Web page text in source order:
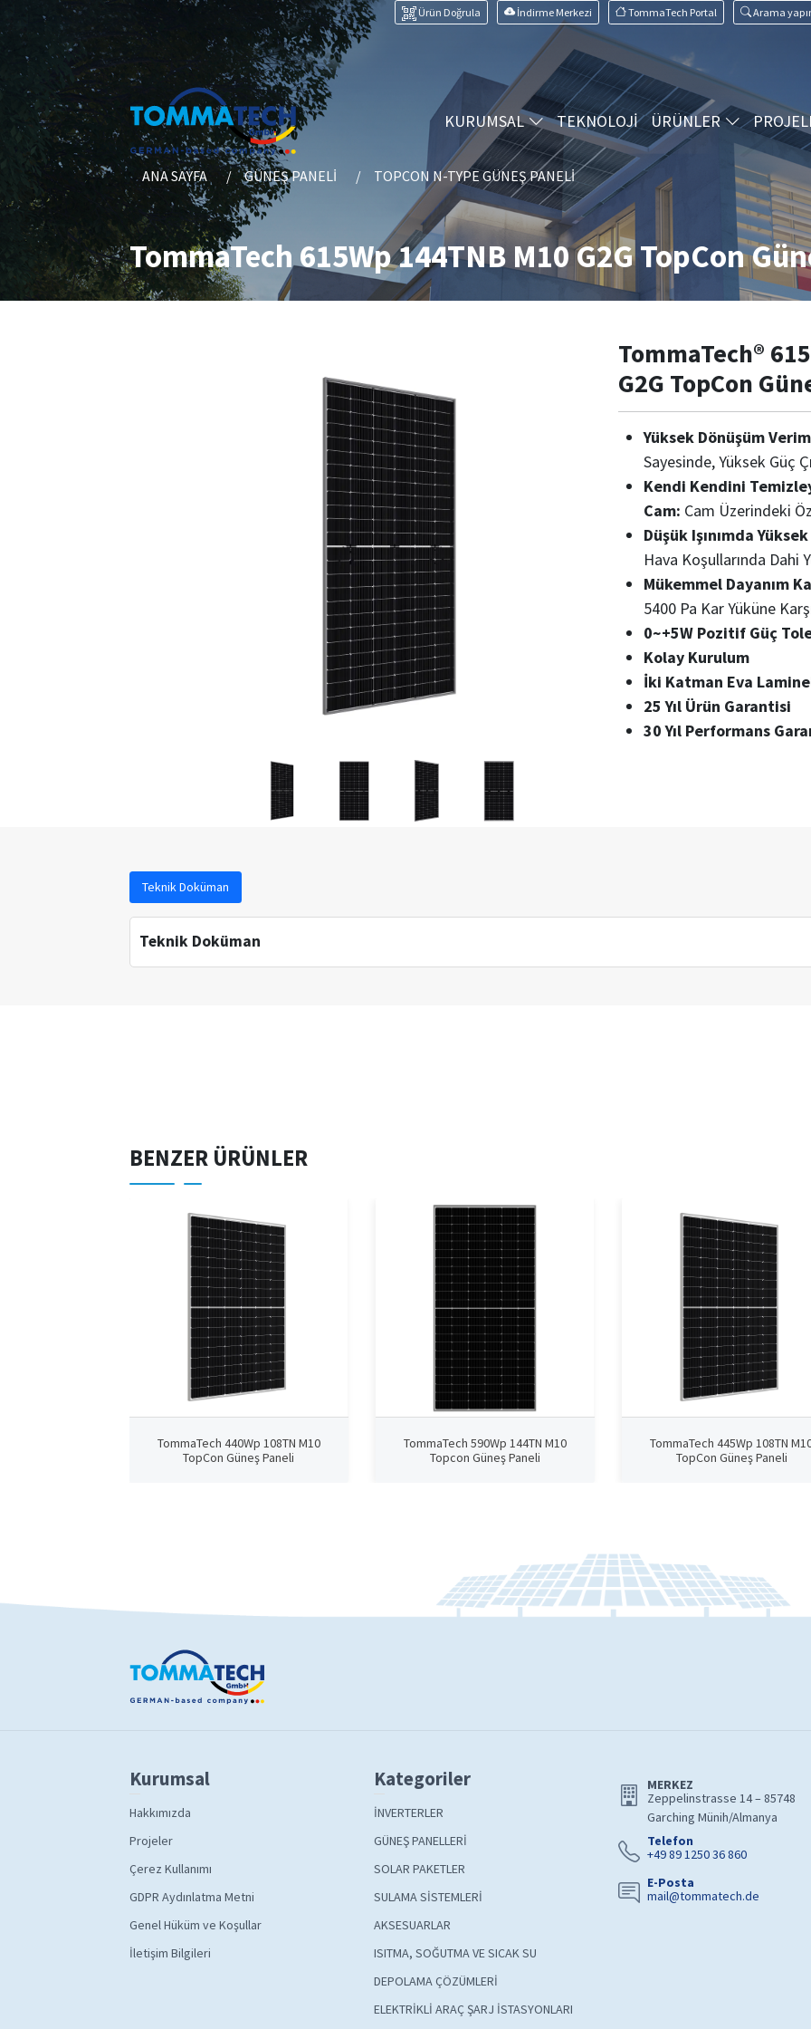
Ürün Doğrula İndirme Merkezi TommaTech Portal Arama
KURUMSAL TEKNOLOJİ ÜRÜNLER
ANA SAYFA GÜNEŞ PANELI TOPCON N-TYPE GÜNEŞ PANELI
TommaTech 615Wp 144TNB M10 G2G TopCon
TommaTech®
G2G TopCon
Yüksek Dönüşüm
Sayesinde, Yüksek Güç
Kendi Kendini
Cam: Cam Üzerindeki
Düşük Işınımda
Hava Koşullarında Dahi
Mükemmel Dayanım
5400 Pa Kar Yüküne
0~+5W Pozitif Güç
Kolay Kurulum
İki Katman Eva
25 Yıl Ürün Garantisi
30 Yıl Performans
Teknik Doküman
Teknik Doküman
BENZER ÜRÜNLER
TommaTech 440Wp 108TN M10
TopCon Güneş Paneli
TommaTech 590Wp 144TN M10
Topcon Güneş Paneli
TommaTech 445Wp 108TN
TopCon Güneş Paneli
Kurumsal
Hakkımızda
Projeler
Çerez Kullanımı
GDPR Aydınlatma Metni
Genel Hüküm ve Koşullar
İletişim Bilgileri
Kategoriler
İNVERTERLER
GÜNEŞ PANELLERİ
SOLAR PAKETLER
SULAMA SİSTEMLERİ
AKSESUARLAR
ISITMA, SOĞUTMA VE SICAK SU
DEPOLAMA ÇÖZÜMLERİ
ELEKTRİKLİ ARAÇ ŞARJ İSTASYONLARI
MERKEZ
Zeppelinstrasse 14 – 85748
Garching Münih/Almanya
Telefon
+49 89 1250 36 860
E-Posta
mail@tommatech.de